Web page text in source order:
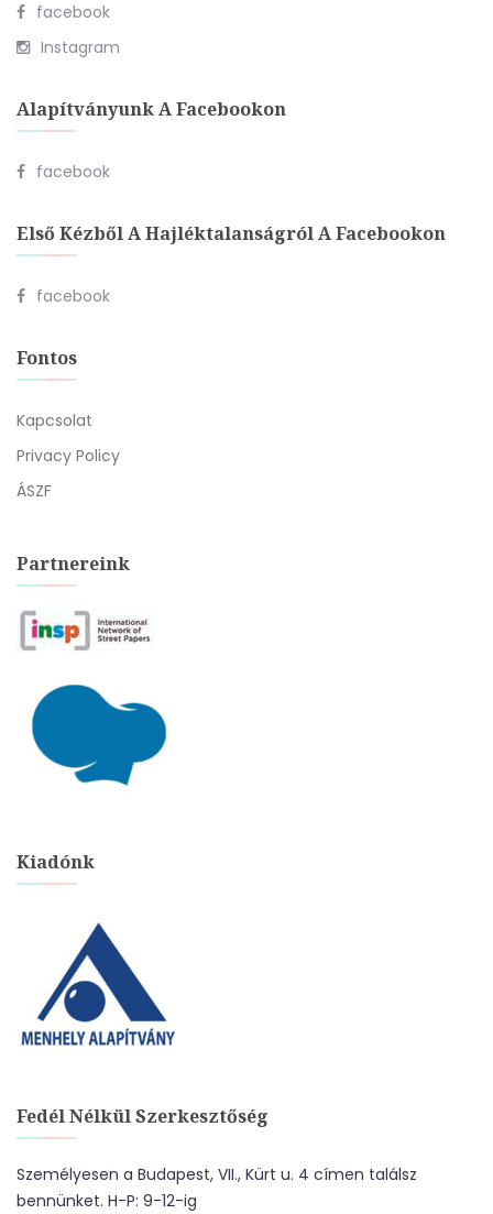
facebook
Instagram
Alapítványunk A Facebookon
facebook
Első Kézből A Hajléktalanságról A Facebookon
facebook
Fontos
Kapcsolat
Privacy Policy
ÁSZF
Partnereink
Kiadónk
Fedél Nélkül Szerkesztőség
Személyesen a Budapest, VII., Kürt u. 4 címen találsz
bennünket. H-P: 9-12-ig